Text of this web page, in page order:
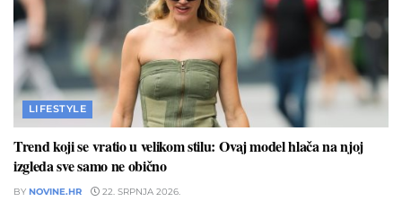
LIFESTYLE
Trend koji se vratio u velikom stilu: Ovaj model hlača na njoj
izgleda sve samo ne obično
BY NOVINE.HR 22. SRPNJA 2026.